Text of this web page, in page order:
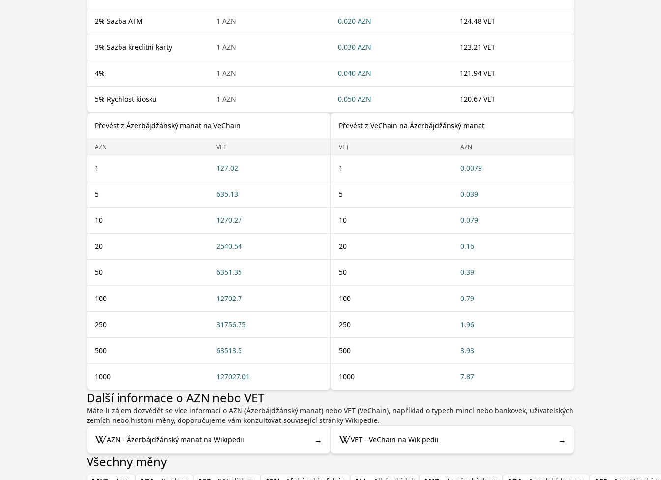
2% Sazba ATM 1 AZN 0.020 AZN 124.48 VET
3% Sazba kreditní karty 1 AZN 0.030 AZN 123.21 VET
4% 1 AZN 0.040 AZN 121.94 VET
5% Rychlost kiosku 1 AZN 0.050 AZN 120.67 VET
Převést z Ázerbájdžánský manat na VeChain
AZN VET
1 127.02
5 635.13
10 1270.27
20 2540.54
50 6351.35
100 12702.7
250 31756.75
500 63513.5
1000 127027.01
Převést z VeChain na Ázerbájdžánský manat
VET AZN
1 0.0079
5 0.039
10 0.079
20 0.16
50 0.39
100 0.79
250 1.96
500 3.93
1000 7.87
Další informace o AZN nebo VET
Máte-li zájem dozvědět se více informací o AZN (Ázerbájdžánský manat) nebo VET (VeChain), například o typech mincí nebo bankovek, uživatelských
zemích nebo historii měny, doporučujeme vám konzultovat související stránky Wikipedie.
AZN - Ázerbájdžánský manat na Wikipedii → VET - VeChain na Wikipedii →
Všechny měny